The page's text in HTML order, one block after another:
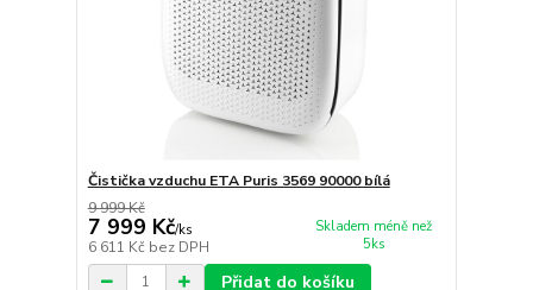
Čistička vzduchu ETA Puris 3569 90000 bílá
9 999 Kč
7 999 Kč/ks
6 611 Kč bez DPH
Skladem méně než
5ks
Přidat do košíku